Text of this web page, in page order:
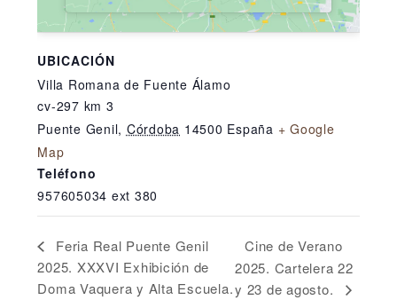
UBICACIÓN
Villa Romana de Fuente Álamo
cv-297 km 3
Puente Genil, Córdoba 14500 España + Google
Map
Teléfono
957605034 ext 380
Feria Real Puente Genil
2025. XXXVI Exhibición de
Doma Vaquera y Alta Escuela.
Cine de Verano
2025. Cartelera 22
y 23 de agosto.